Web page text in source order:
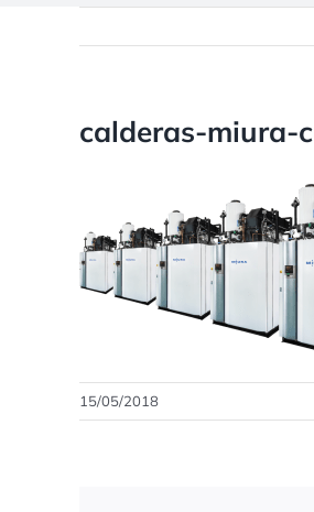
calderas-miura-
15/05/2018